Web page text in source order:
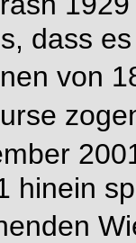
dass
von
hinein